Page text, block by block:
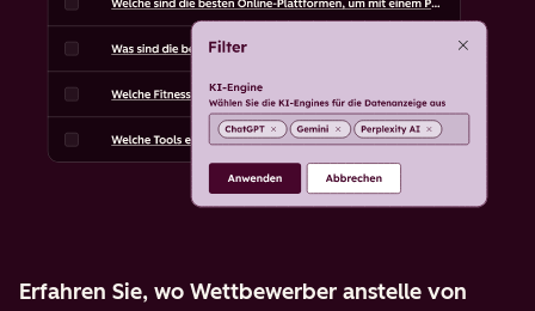
Erfahren Sie, wo Wettbewerber anstelle von